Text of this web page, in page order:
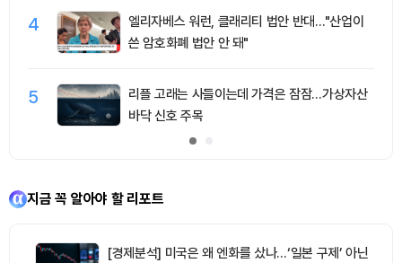
4
엘리자베스 워런, 클래리티 법안 반대…"산업이
쓴 암호화폐 법안 안 돼"
5
리플 고래는 사들이는데 가격은 잠잠…가상자산
바닥 신호 주목
지금 꼭 알아야 할 리포트
[경제분석] 미국은 왜 엔화를 샀나…‘일본 구제’ 아닌